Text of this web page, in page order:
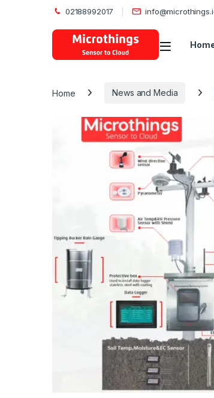
02188992017
Open
Home News and Media